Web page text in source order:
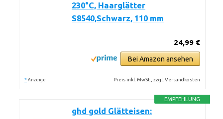
230°C, Haarglätter
S8540,Schwarz, 110 mm
24,99 €
Bei Amazon ansehen
* Anzeige Preis inkl. MwSt., zzgl. Versandkosten
EMPFEHLUNG
ghd gold Glätteisen: